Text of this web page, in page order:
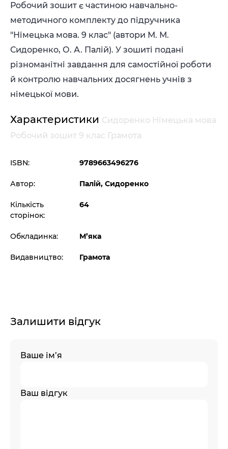
Робочий зошит є частиною навчально-
методичного комплекту до підручника
"Німецька мова. 9 клас" (автори М. М.
Сидоренко, О. А. Палій). У зошиті подані
різноманітні завдання для самостійної роботи
й контролю навчальних досягнень учнів з
німецької мови.
Характеристики Сидоренко Німецька мова
Робочий зошит 9 клас Грамота
ISBN: 9789663496276
Автор: Палій, Сидоренко
Кількість
сторінок:
64
Обкладинка: М’яка
Видавництво: Грамота
Залишити відгук
Ваше ім’я
Ваш відгук